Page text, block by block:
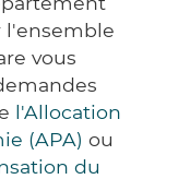
l'ensemble
vous
l'Allocation
(APA) ou
du